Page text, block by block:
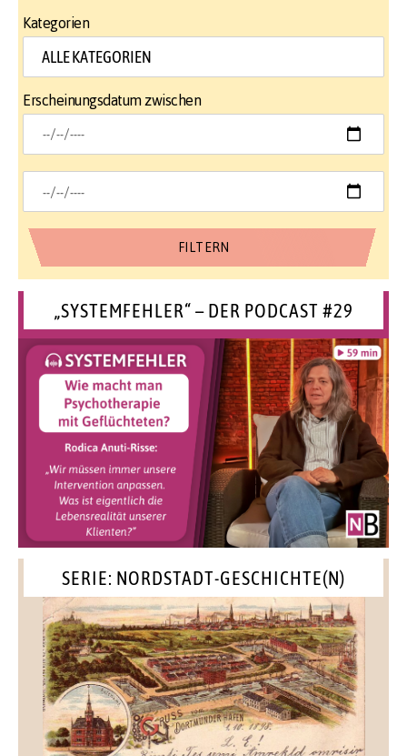
Kategorien
Erscheinungsdatum zwischen
„SYSTEMFEHLER“ – DER PODCAST #29
SERIE: NORDSTADT-GESCHICHTE(N)